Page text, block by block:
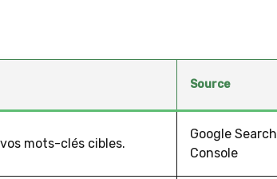
Source
mots-clés cibles.
Google Search
Console